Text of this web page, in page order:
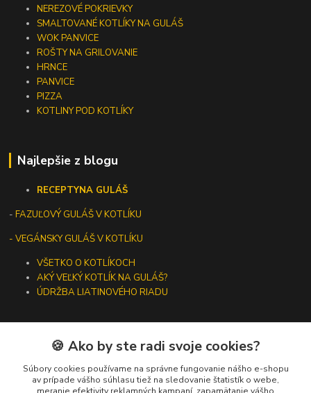
NEREZOVÉ POKRIEVKY
SMALTOVANÉ KOTLÍKY NA GULÁŠ
WOK PANVICE
ROŠTY NA GRILOVANIE
HRNCE
PANVICE
PIZZA
KOTLINY POD KOTLÍKY
Najlepšie z blogu
RECEPTYNA GULÁŠ
-FAZUĽOVÝ GULÁŠ V KOTLÍKU
- VEGÁNSKY GULÁŠ V KOTLÍKU
VŠETKO O KOTLÍKOCH
AKÝ VEĽKÝ KOTLÍK NA GULÁŠ?
ÚDRŽBA LIATINOVÉHO RIADU
Kontakty
🍪 Ako by ste radi svoje cookies?
Súbory cookies používame na správne fungovanie nášho e-shopu
av prípade vášho súhlasu tiež na sledovanie štatistík o webe,